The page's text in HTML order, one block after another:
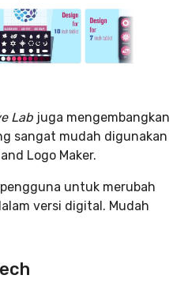
Lab juga mengembangkan
sangat mudah digunakan
Logo Maker.
untuk merubah
versi digital. Mudah